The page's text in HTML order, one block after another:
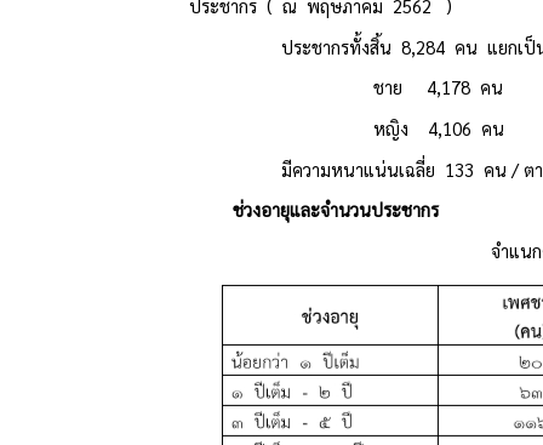
ประชากร ( ณ พฤษภาคม 2562 )
ประชากรทั้งสิ้น 8,284 คน แยกเป็
ชาย 4,178 คน
หญิง 4,106 คน
มีความหนาแน่นเฉลี่ย 133 คน / ตารา
ช่วงอายุและจำนวนประชากร
จำแน